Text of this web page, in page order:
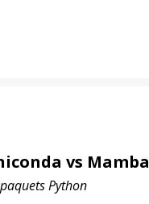
vs Mamba
Python